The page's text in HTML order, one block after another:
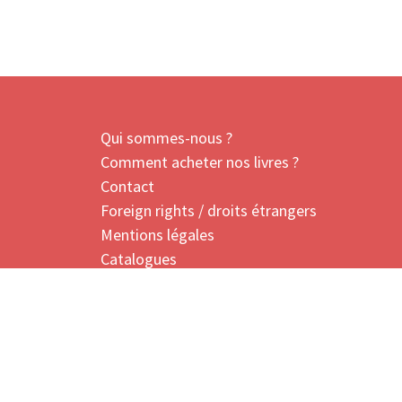
Qui sommes-nous ?
Comment acheter nos livres ?
Contact
Foreign rights / droits étrangers
Mentions légales
Catalogues